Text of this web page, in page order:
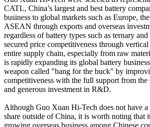
CATL, China’s largest and best battery
business to global markets such as Europe,
ASEAN through exports and overseas
regardless of battery types such as ternary
secured price competitiveness through
entire supply chain, especially from raw
is rapidly expanding its global battery
weapon called "bang for the buck" by
competitiveness with the full support from the
and generous investment in R&D.
Although Guo Xuan Hi-Tech does not have
share outside of China, it is worth noting that